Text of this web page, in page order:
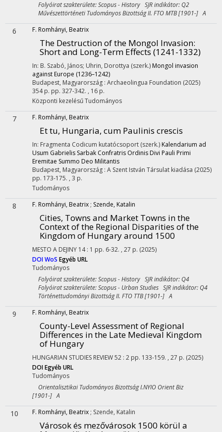
Folyóirat szakterülete: Scopus - History SJR indikátor: Q2
Művészettörténeti Tudományos Bizottság II. FTO MTB [1901-] A
6 F. Romhányi, Beatrix
The Destruction of the Mongol Invasion:
Short and Long-Term Effects (1241-1332)
In: B. Szabó, János; Uhrin, Dorottya (szerk.) Mongol invasion
against Europe (1236–1242)
Budapest, Magyarország : Archaeolingua Foundation (2025)
354 p. pp. 327-342. , 16 p.
Központi kezelésűTudományos
7 F. Romhányi, Beatrix
Et tu, Hungaria, cum Paulinis crescis
In: Fragmenta Codicum kutatócsoport (szerk.) Kalendarium ad
Usum Gabrielis Sarbak Confratris Ordinis Divi Pauli Primi
Eremitae Summo Deo Militantis
Budapest, Magyarország : A Szent István Társulat kiadása (2025)
pp. 173-175. , 3 p.
Tudományos
8 F. Romhányi, Beatrix ; Szende, Katalin
Cities, Towns and Market Towns in the
Context of the Regional Disparities of the
Kingdom of Hungary around 1500
MESTO A DEJINY 14: 1 pp. 6-32. , 27 p. (2025)
DOIWoS Egyéb URL
Tudományos
Folyóirat szakterülete: Scopus - History SJR indikátor: Q4
Folyóirat szakterülete: Scopus - Urban Studies SJR indikátor: Q4
Történettudományi Bizottság II. FTO TTB [1901-] A
9 F. Romhányi, Beatrix
County-Level Assessment of Regional
Differences in the Late Medieval Kingdom
of Hungary
HUNGARIAN STUDIES REVIEW52 : 2 pp. 133-159. , 27 p. (2025)
DOIEgyéb URL
Tudományos
Orientalisztikai Tudományos Bizottság I.NYIO Orient Biz
[1901-] A
10 F. Romhányi, Beatrix ; Szende, Katalin
Városok és mezővárosok 1500 körül a